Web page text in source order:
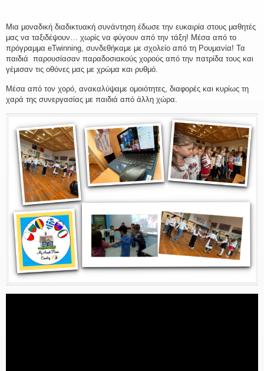
Μια μοναδική διαδικτυακή συνάντηση έδωσε την ευκαιρία στους μαθητές
μας να ταξιδέψουν… χωρίς να φύγουν από την τάξη! Μέσα από το
πρόγραμμα eTwinning, συνδεθήκαμε με σχολείο από τη Ρουμανία! Τα
παιδιά παρουσίασαν παραδοσιακούς χορούς από την πατρίδα τους και
γέμισαν τις οθόνες μας με χρώμα και ρυθμό.
Μέσα από τον χορό, ανακαλύψαμε ομοιότητες, διαφορές και κυρίως τη
χαρά της συνεργασίας με παιδιά από άλλη χώρα.